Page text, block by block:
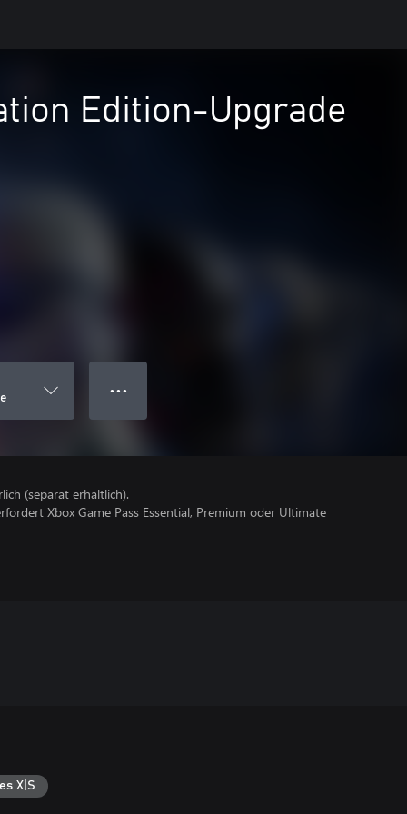
Edition-Upgrade
● ● ●
(separat erhältlich).
Xbox Game Pass Essential, Premium oder Ultimate
X|S